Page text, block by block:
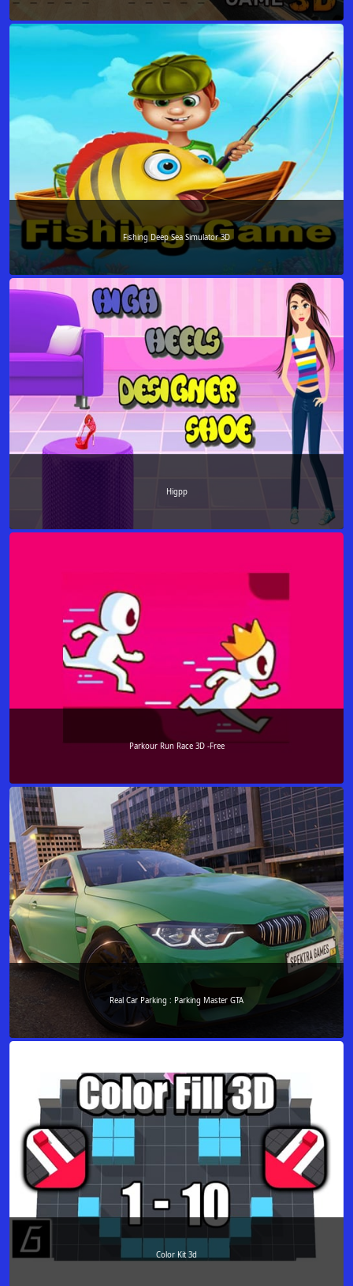
Fishing Deep Sea Simulator 3D
Higpp
Parkour Run Race 3D -Free
Real Car Parking : Parking Master GTA
Color Kit 3d